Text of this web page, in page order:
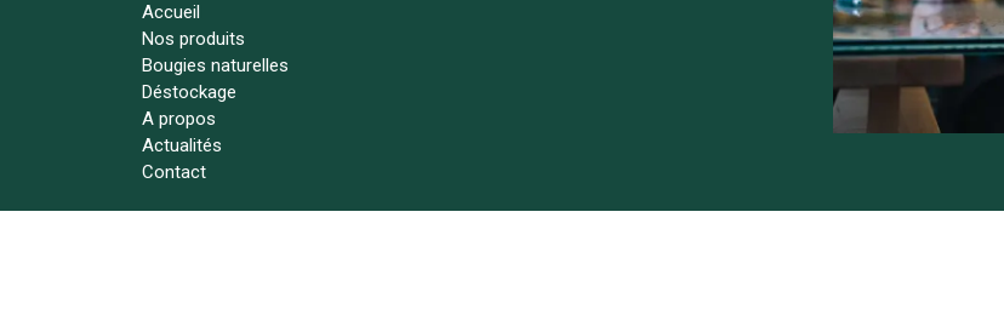
Accueil
Nos produits
Bougies naturelles
Déstockage
A propos
Actualités
Contact
Suivez-nous !